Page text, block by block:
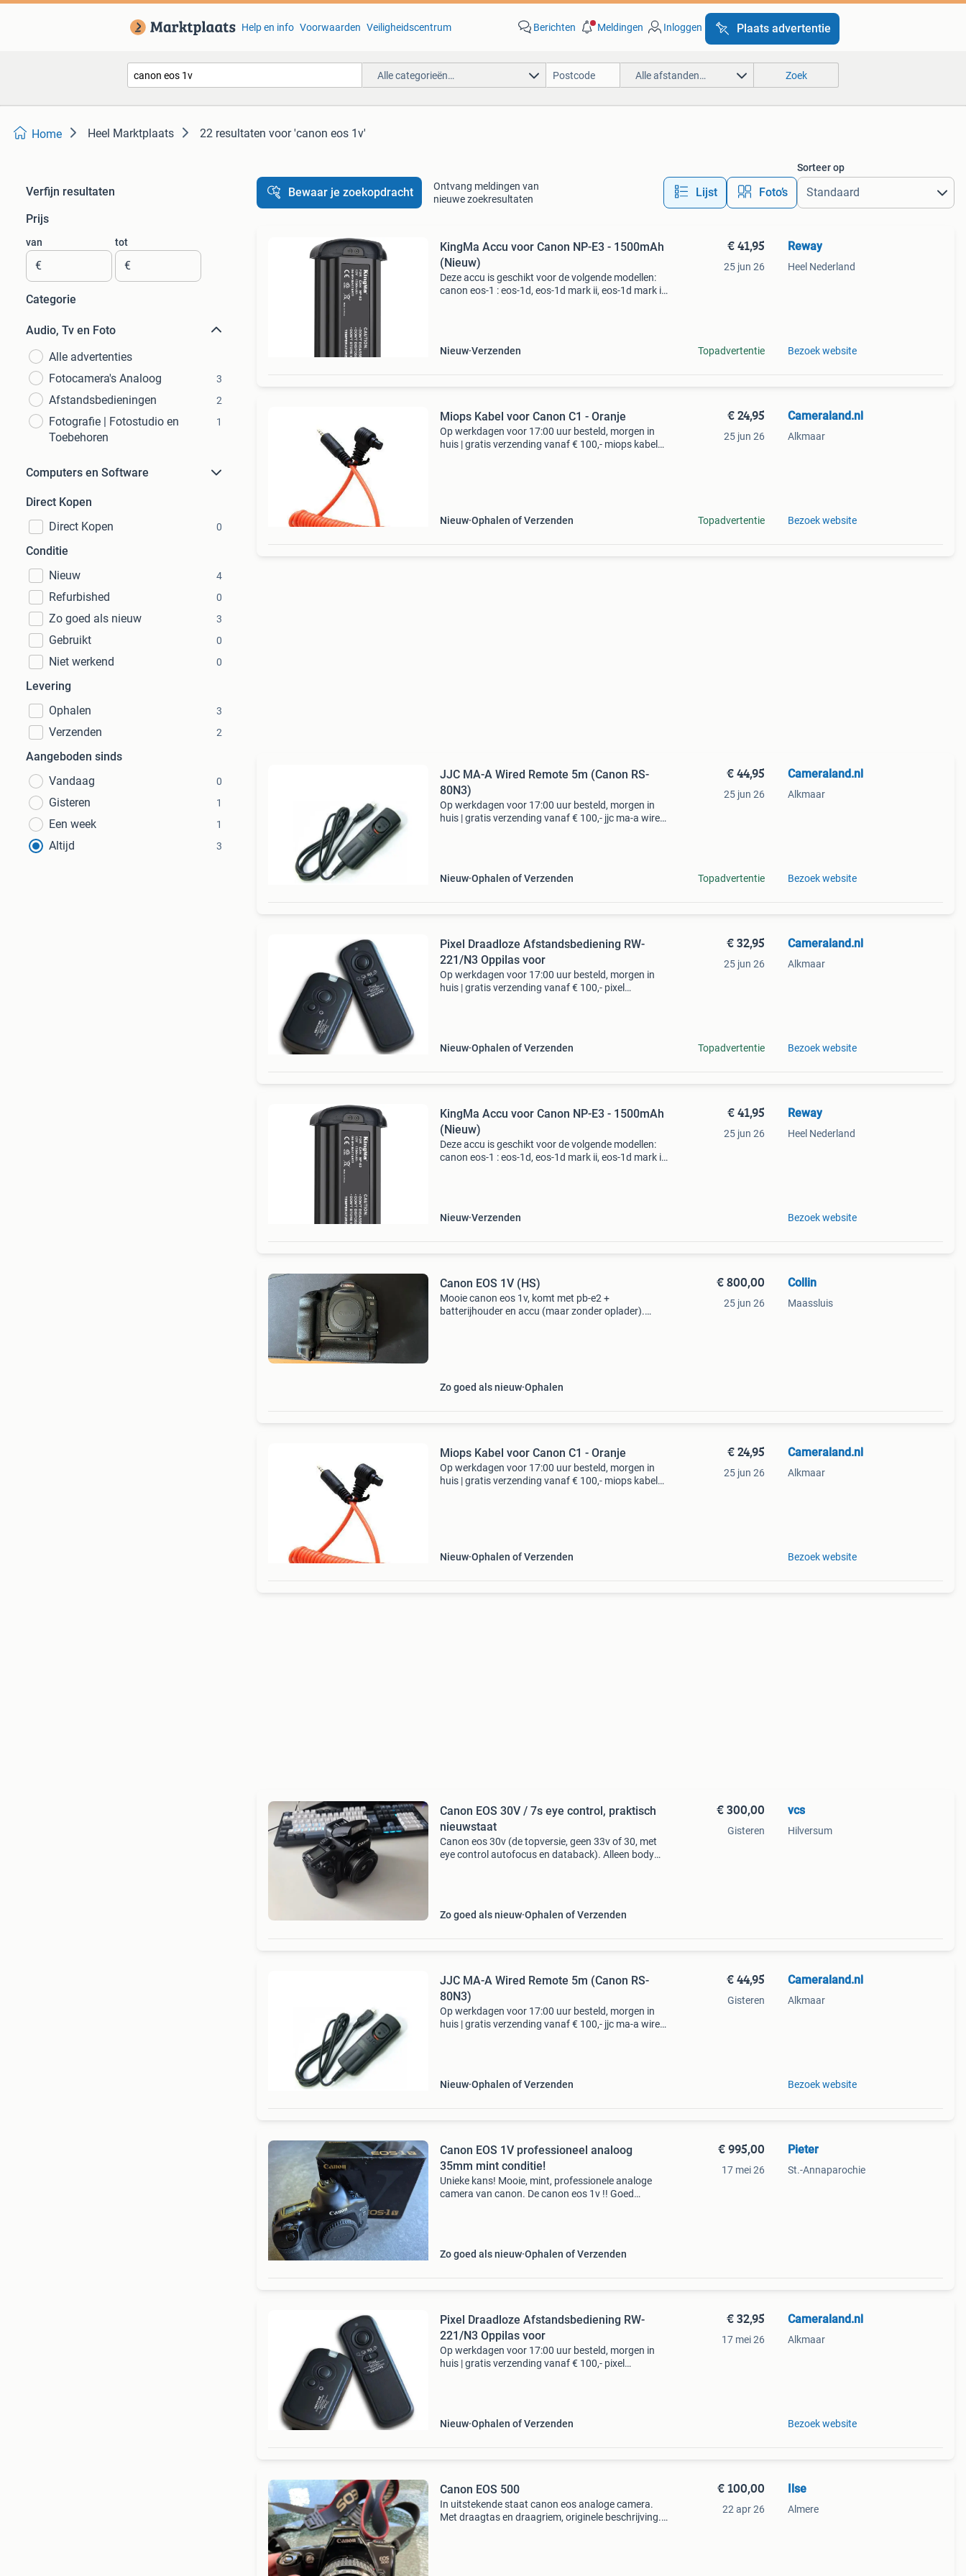
Help en info Voorwaarden Veiligheidscentrum Berichten Meldingen Inloggen Plaats advertentie
Alle categorieën… Alle afstanden… Zoek
Home Heel Marktplaats 22 resultaten voor 'canon eos 1v'
Verfijn resultaten
Prijs
van
€
tot
€
Categorie
Audio, Tv en Foto
Alle advertenties
Fotocamera's Analoog
3
Afstandsbedieningen 2
Fotografie | Fotostudio en
Toebehoren
1
Computers en Software
Direct Kopen
Direct Kopen
0
Conditie
Nieuw
4
Refurbished 0
Zo goed als nieuw 3
Gebruikt 0
Niet werkend 0
Levering
Ophalen
3
Verzenden 2
Aangeboden sinds
Vandaag
0
Gisteren 1
Een week 1
Altijd 3
Bewaar je zoekopdracht
Ontvang meldingen van
nieuwe zoekresultaten
Lijst Foto’s
Sorteer op
KingMa Accu voor Canon NP-E3 - 1500mAh
(Nieuw)
Deze accu is geschikt voor de volgende modellen:
canon eos-1 : eos-1d, eos-1d mark ii, eos-1d mark ii
Nieuw Verzenden
€ 41,95
25 jun 26
Topadvertentie
Reway
Heel Nederland
Bezoek website
Miops Kabel voor Canon C1 - Oranje
Op werkdagen voor 17:00 uur besteld, morgen in
huis | gratis verzending vanaf € 100,- miops kabel
Nieuw Ophalen of Verzenden
€ 24,95
25 jun 26
Topadvertentie
Cameraland.nl
Alkmaar
Bezoek website
JJC MA-A Wired Remote 5m (Canon RS-
80N3)
Op werkdagen voor 17:00 uur besteld, morgen in
huis | gratis verzending vanaf € 100,- jjc ma-a wired
Nieuw Ophalen of Verzenden
€ 44,95
25 jun 26
Topadvertentie
Cameraland.nl
Alkmaar
Bezoek website
Pixel Draadloze Afstandsbediening RW-
221/N3 Oppilas voor
Op werkdagen voor 17:00 uur besteld, morgen in
huis | gratis verzending vanaf € 100,- pixel
Nieuw Ophalen of Verzenden
€ 32,95
25 jun 26
Topadvertentie
Cameraland.nl
Alkmaar
Bezoek website
KingMa Accu voor Canon NP-E3 - 1500mAh
(Nieuw)
Deze accu is geschikt voor de volgende modellen:
canon eos-1 : eos-1d, eos-1d mark ii, eos-1d mark ii
Nieuw Verzenden
€ 41,95
25 jun 26
Reway
Heel Nederland
Bezoek website
Canon EOS 1V (HS)
Mooie canon eos 1v, komt met pb-e2 +
batterijhouder en accu (maar zonder oplader).
Zo goed als nieuw Ophalen
€ 800,00
25 jun 26
Collin
Maassluis
Miops Kabel voor Canon C1 - Oranje
Op werkdagen voor 17:00 uur besteld, morgen in
huis | gratis verzending vanaf € 100,- miops kabel
Nieuw Ophalen of Verzenden
€ 24,95
25 jun 26
Cameraland.nl
Alkmaar
Bezoek website
Canon EOS 30V / 7s eye control, praktisch
nieuwstaat
Canon eos 30v (de topversie, geen 33v of 30, met
eye control autofocus en databack). Alleen body
Zo goed als nieuw Ophalen of Verzenden
€ 300,00
Gisteren
vcs
Hilversum
JJC MA-A Wired Remote 5m (Canon RS-
80N3)
Op werkdagen voor 17:00 uur besteld, morgen in
huis | gratis verzending vanaf € 100,- jjc ma-a wired
Nieuw Ophalen of Verzenden
€ 44,95
Gisteren
Cameraland.nl
Alkmaar
Bezoek website
Canon EOS 1V professioneel analoog
35mm mint conditie!
Unieke kans! Mooie, mint, professionele analoge
camera van canon. De canon eos 1v !! Goed
Zo goed als nieuw Ophalen of Verzenden
€ 995,00
17 mei 26
Pieter
St.-Annaparochie
Pixel Draadloze Afstandsbediening RW-
221/N3 Oppilas voor
Op werkdagen voor 17:00 uur besteld, morgen in
huis | gratis verzending vanaf € 100,- pixel
Nieuw Ophalen of Verzenden
€ 32,95
17 mei 26
Cameraland.nl
Alkmaar
Bezoek website
Canon EOS 500
In uitstekende staat canon eos analoge camera.
Met draagtas en draagriem, originele beschrijving.
€ 100,00
22 apr 26
Ilse
Almere